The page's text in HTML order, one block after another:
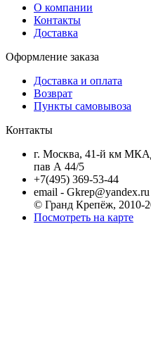
О компании
Контакты
Доставка
Оформление заказа
Доставка и оплата
Возврат
Пункты самовывоза
Контакты
г. Москва, 41-й км
пав А 44/5
+7(495) 369-53-44
email - Gkrep@yandex.ru
© Гранд Крепёж, 2010-
Посмотреть на карте